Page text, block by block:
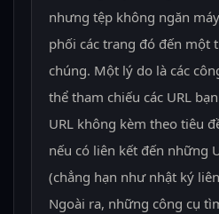
nhưng tệp không ngăn
phối các trang đó đến một
chúng. Một lý do là các
thể tham chiếu các URL
URL không kèm theo tiêu
nếu có liên kết đến những
(chẳng hạn như nhật ký
Ngoài ra, những công cụ